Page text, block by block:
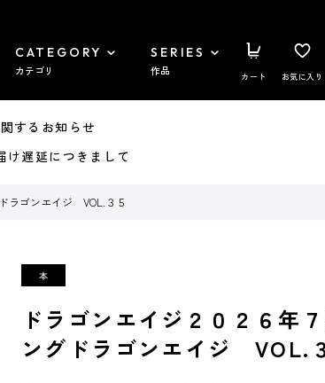
CATEGORY
カテゴリ
SERIES
作品 カート お気に入り
するお知らせ
遅延につきまして
ラゴンエイジ VOL.３５
ドラゴンエイジ２０２６年
ングドラゴンエイジ VOL.